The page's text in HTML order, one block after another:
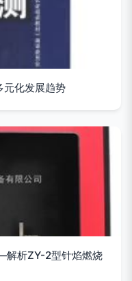
元化发展趋势
解析ZY-2型针焰燃烧